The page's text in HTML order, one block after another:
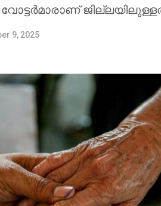
വോട്ടര്‍മാരാണ്
9, 2025